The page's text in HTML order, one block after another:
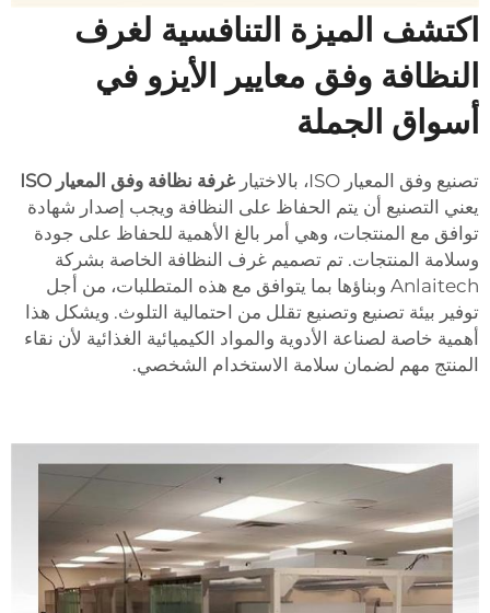
اكتشف الميزة التنافسية لغرف
النظافة وفق معايير الأيزو في
أسواق الجملة
تصنيع وفق المعيار ISO، بالاختيار
غرفة نظافة وفق المعيار ISO
يعني التصنيع أن يتم الحفاظ على النظافة ويجب إصدار شهادة
توافق مع المنتجات، وهي أمر بالغ الأهمية للحفاظ على جودة
وسلامة المنتجات. تم تصميم غرف النظافة الخاصة بشركة
Anlaitech وبناؤها بما يتوافق مع هذه المتطلبات، من أجل
توفير بيئة تصنيع وتصنيع تقلل من احتمالية التلوث. ويشكل هذا
أهمية خاصة لصناعة الأدوية والمواد الكيميائية الغذائية لأن نقاء
المنتج مهم لضمان سلامة الاستخدام الشخصي.